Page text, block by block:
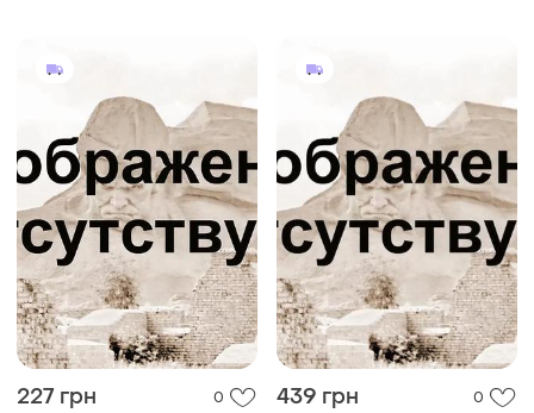
227 грн 0 439 грн 0